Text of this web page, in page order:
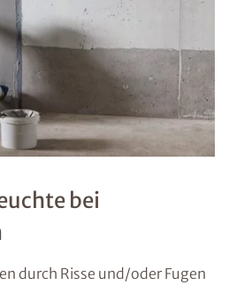
bei
durch Risse und/oder Fugen